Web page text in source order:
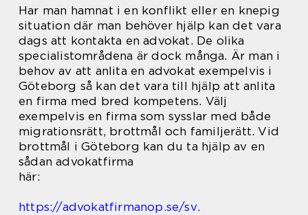
Har man hamnat i en konflikt eller en knepig
situation där man behöver hjälp kan det vara
dags att kontakta en advokat. De olika
specialistområdena är dock många. Är man i
behov av att anlita en advokat exempelvis i
Göteborg så kan det vara till hjälp att anlita
en firma med bred kompetens. Välj
exempelvis en firma som sysslar med både
migrationsrätt, brottmål och familjerätt. Vid
brottmål i Göteborg kan du ta hjälp av en
sådan advokatfirma
här:
https://advokatfirmanop.se/sv.